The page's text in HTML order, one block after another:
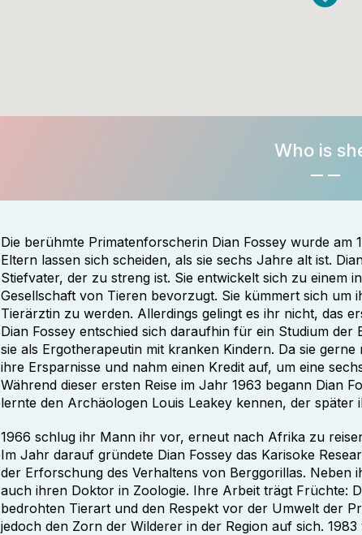
Who is
Die berühmte Primatenforscherin Dian Fossey wurde am
Eltern lassen sich scheiden, als sie sechs Jahre alt ist.
Stiefvater, der zu streng ist. Sie entwickelt sich zu einem
Gesellschaft von Tieren bevorzugt. Sie kümmert sich um
Tierärztin zu werden. Allerdings gelingt es ihr nicht, das
Dian Fossey entschied sich daraufhin für ein Studium
sie als Ergotherapeutin mit kranken Kindern. Da sie
ihre Ersparnisse und nahm einen Kredit auf, um eine
Während dieser ersten Reise im Jahr 1963 begann Dian
lernte den Archäologen Louis Leakey kennen, der später
1966 schlug ihr Mann ihr vor, erneut nach Afrika zu
Im Jahr darauf gründete Dian Fossey das Karisoke
der Erforschung des Verhaltens von Berggorillas. Neben
auch ihren Doktor in Zoologie. Ihre Arbeit trägt Früchte:
bedrohten Tierart und den Respekt vor der Umwelt der
jedoch den Zorn der Wilderer in der Region auf sich.